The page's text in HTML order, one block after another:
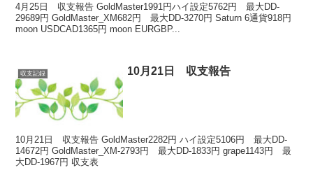
4月25日 収支報告 GoldMaster1991円ハイ設定5762円 最大DD-
29689円 GoldMaster_XM682円 最大DD-3270円 Saturn 6通貨918円
moon USDCAD1365円 moon EURGBP...
収支記録 10月21日 収支報告
10月21日 収支報告 GoldMaster2282円 ハイ設定5106円 最大DD-
14672円 GoldMaster_XM-2793円 最大DD-1833円 grape1143円 最
大DD-1967円 収支表